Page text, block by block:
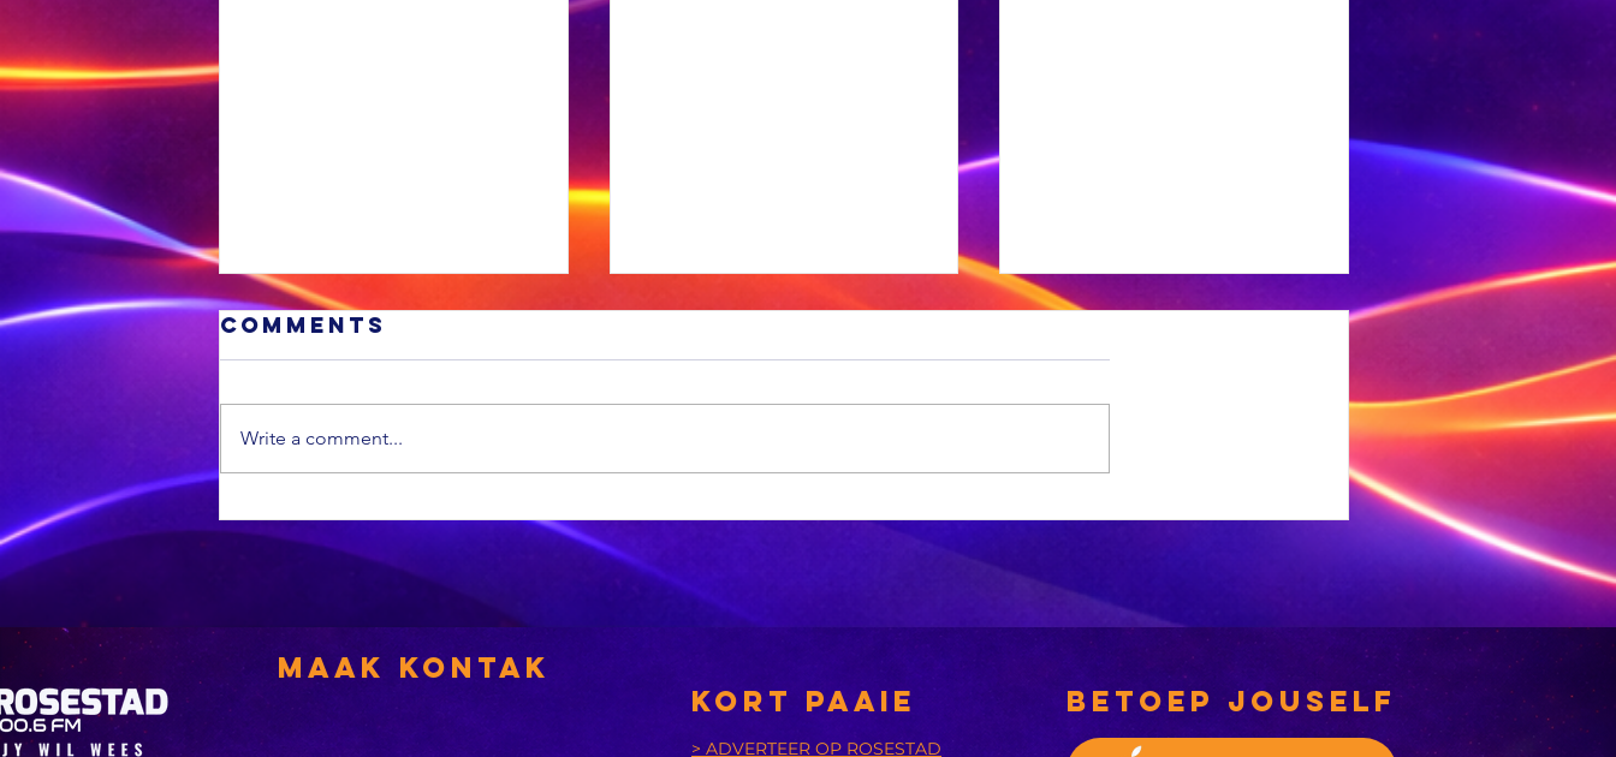
VL sê hy sal
vir boere
opstaan
MK-party:
moet besoek
word'
aanlyn
kieserregistrasie
Comments
Write a comment...
Maak Kontak
betoep jouself
KORT PAAIE
> ADVERTEER OP ROSESTAD